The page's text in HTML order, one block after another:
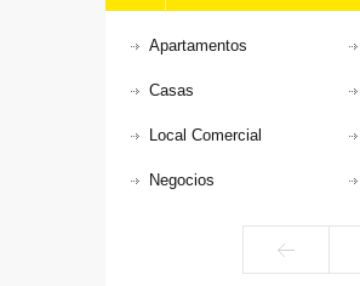
Apartamentos
Casas
Local Comercial
Negocios